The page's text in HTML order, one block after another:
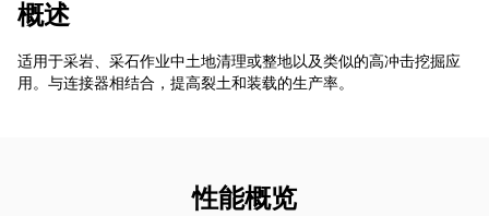
概述
适用于采岩、采石作业中土地清理或整地以及类似的高冲击挖掘应
用。与连接器相结合，提高裂土和装载的生产率。
性能概览